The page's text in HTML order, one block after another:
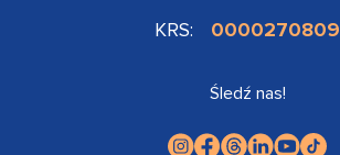
KRS: 0000270809
Śledź nas!